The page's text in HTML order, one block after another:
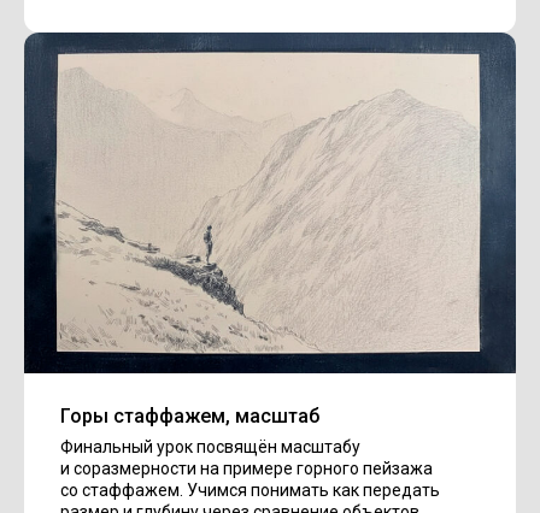
Горы стаффажем, масштаб
Финальный урок посвящён масштабу
и соразмерности на примере горного пейзажа
со стаффажем. Учимся понимать как передать